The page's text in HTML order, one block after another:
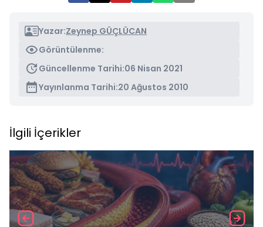
Yazar:Zeynep GÜÇLÜCAN
Görüntülenme:
Güncellenme Tarihi:06 Nisan 2021
Yayınlanma Tarihi:20 Ağustos 2010
İlgili İçerikler